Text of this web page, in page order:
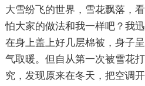
大雪纷飞的世界，雪花飘落，
怕大家的做法和我一样吧？我
在身上盖上好几层棉被，身子
气取暖。但自从第一次被雪花
究，发现原来在冬天，把空调